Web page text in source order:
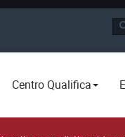
Centro Qualifica